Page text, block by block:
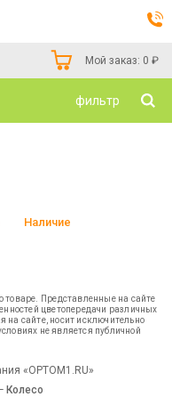
Мой заказ: 0 ₽
фильтр
Наличие
товаре. Представленные на сайте
цветопередачи различных
на сайте, носит исключительно
не является публичной
«OPTOM1.RU»
Колесо